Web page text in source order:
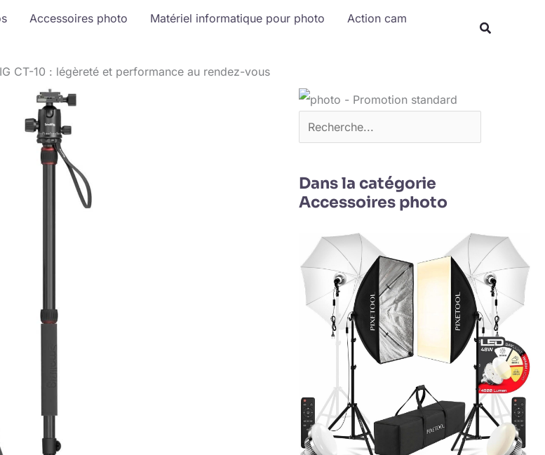
Accessoires photo Matériel informatique pour photo
Action cam
CT-10 : légèreté et performance au rendez-vous
Rechercher
Dans la catégorie
Accessoires photo